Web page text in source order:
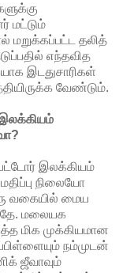
மட்டும்
மறுக்கப்பட்ட தலித்
எந்தவித
இடதுசாரிகள்
வேண்டும்.
இலக்கியம்
நிலையோ
வகையில் மைய
மலையக
மிக முக்கியமான
நம்முடன்
ஜீவாவும்